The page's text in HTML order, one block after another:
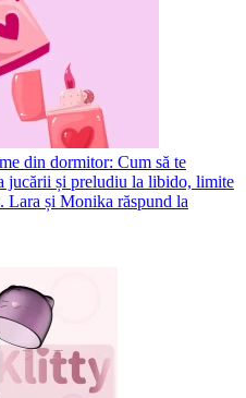
din dormitor: Cum să te
jucării și preludiu la libido, limite
Lara și Monika răspund la